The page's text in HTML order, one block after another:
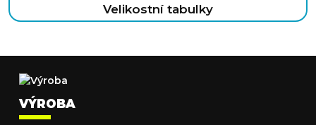
Velikostní tabulky
VÝROBA